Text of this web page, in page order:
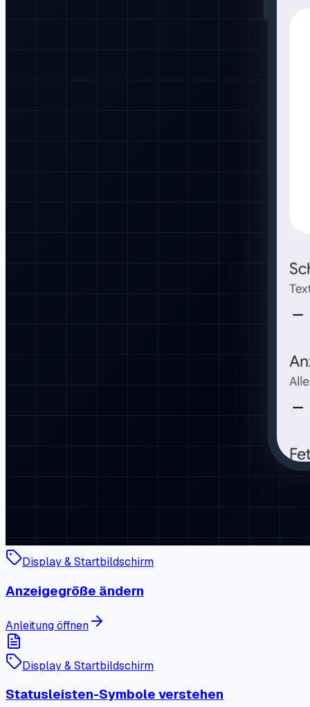
Display & Startbildschirm
Anzeigegröße ändern
Anleitung öffnen
Display & Startbildschirm
Statusleisten-Symbole verstehen